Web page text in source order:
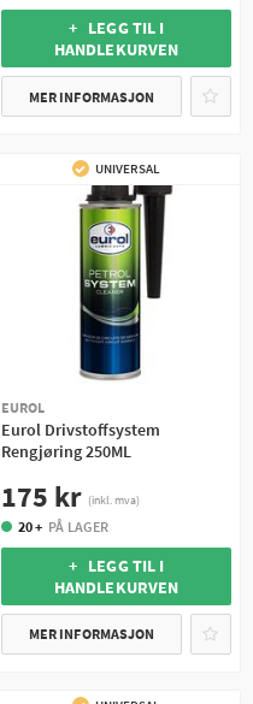
+ LEGG TIL I
HANDLEKURVEN
MER INFORMASJON
UNIVERSAL
EUROL
Eurol Drivstoffsystem
Rengjøring 250ML
175 kr (inkl. mva)
20 + PÅ LAGER
+ LEGG TIL I
HANDLEKURVEN
MER INFORMASJON